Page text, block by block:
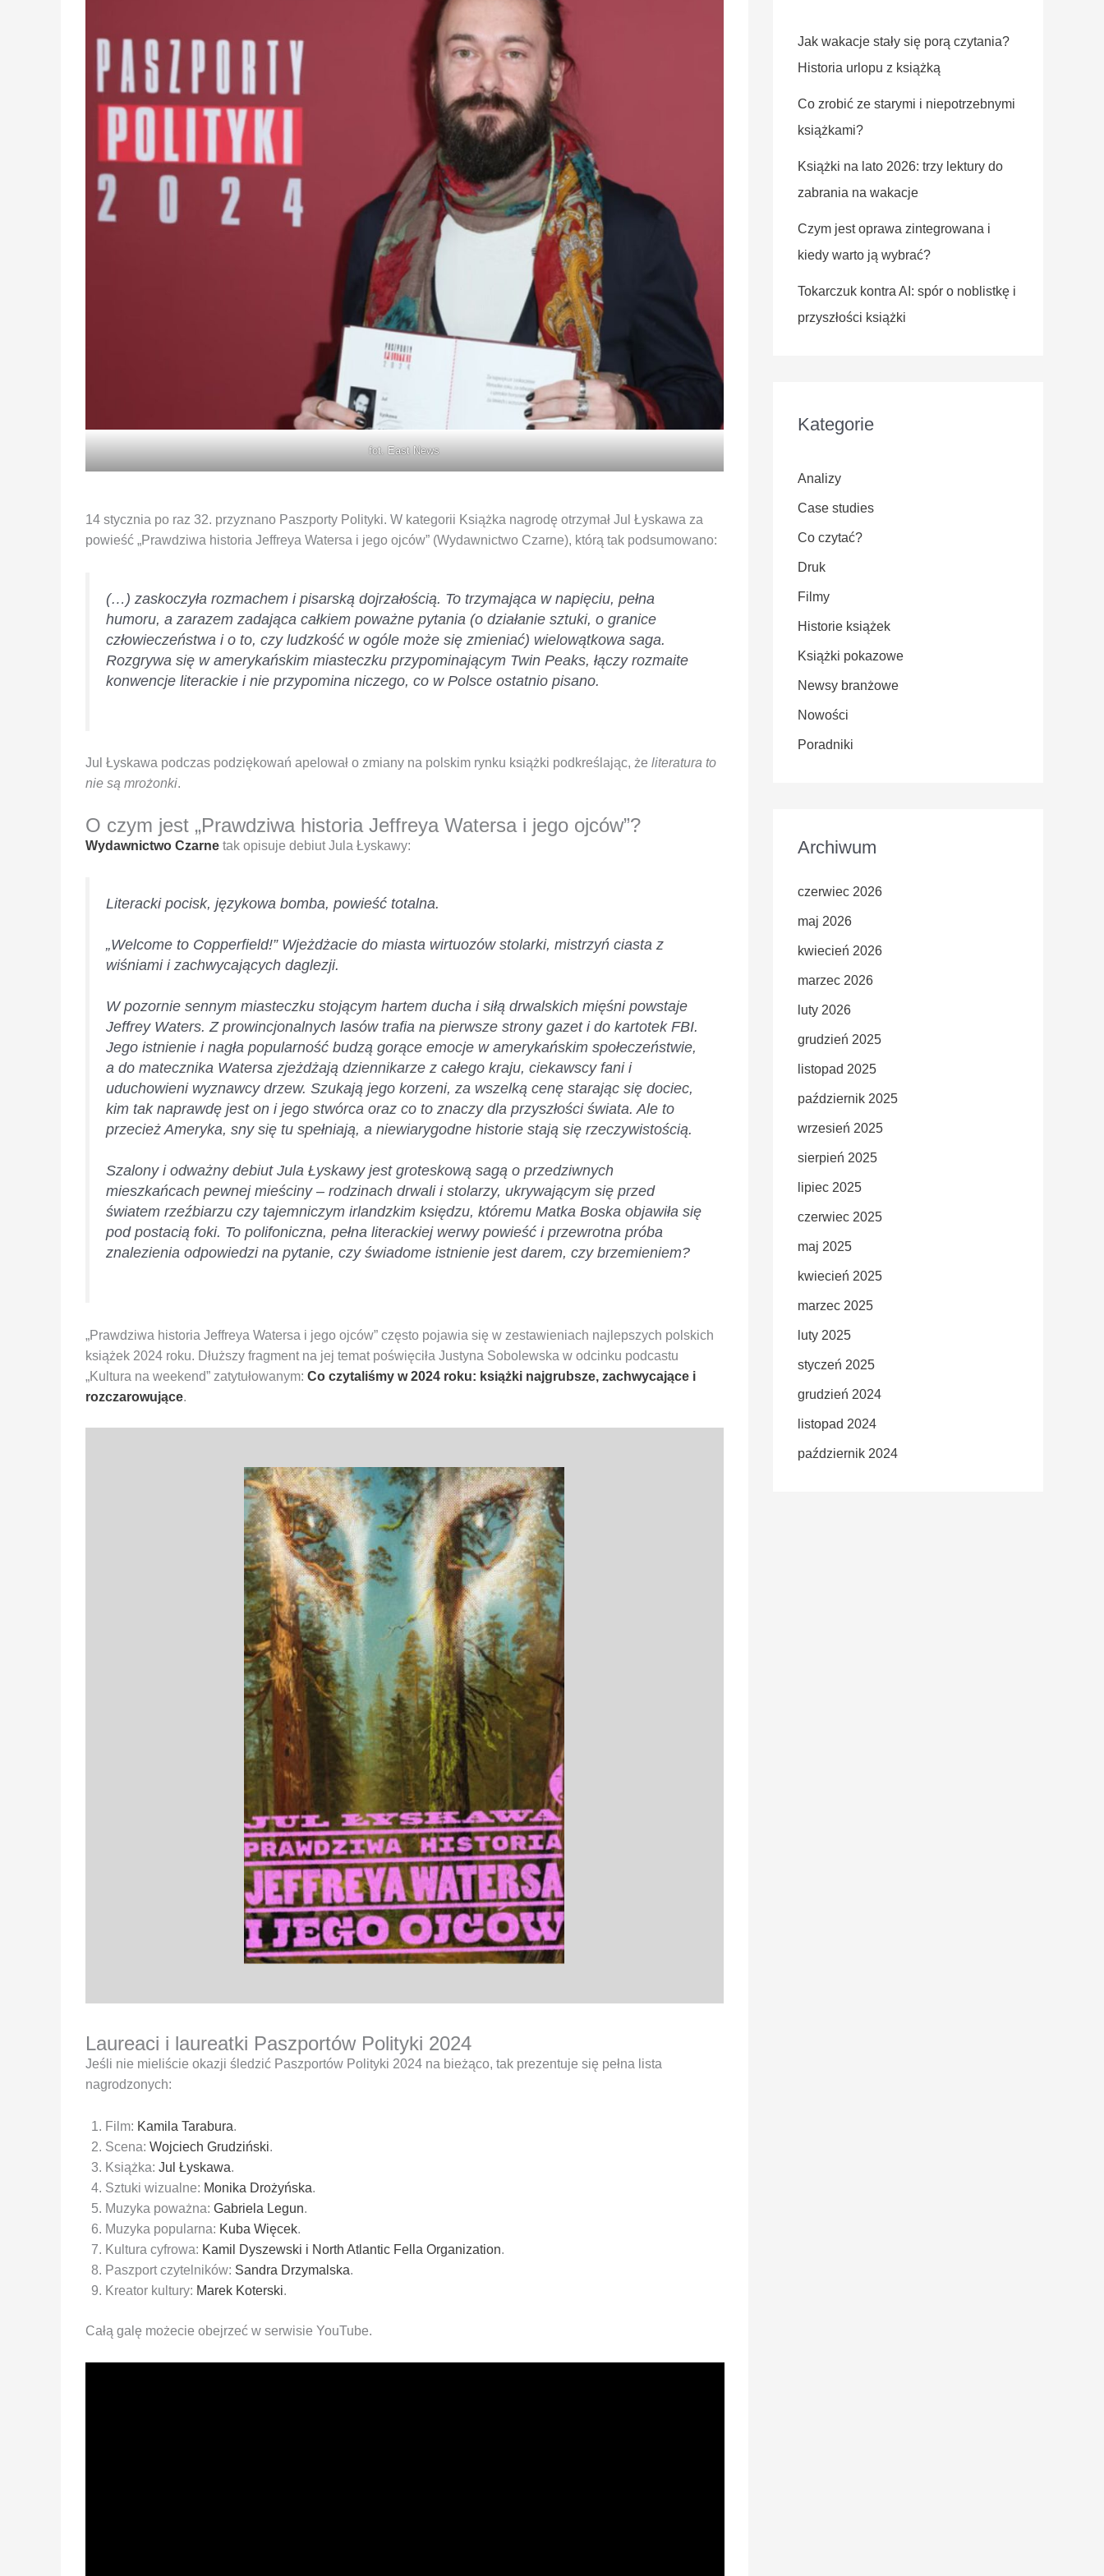
fot. East News
14 stycznia po raz 32. przyznano Paszporty Polityki. W kategorii Książka nagrodę otrzymał Jul Łyskawa za
powieść „Prawdziwa historia Jeffreya Watersa i jego ojców” (Wydawnictwo Czarne), którą tak podsumowano:
(…) zaskoczyła rozmachem i pisarską dojrzałością. To trzymająca w napięciu, pełna
humoru, a zarazem zadająca całkiem poważne pytania (o działanie sztuki, o granice
człowieczeństwa i o to, czy ludzkość w ogóle może się zmieniać) wielowątkowa saga.
Rozgrywa się w amerykańskim miasteczku przypominającym Twin Peaks, łączy rozmaite
konwencje literackie i nie przypomina niczego, co w Polsce ostatnio pisano.
Jul Łyskawa podczas podziękowań apelował o zmiany na polskim rynku książki podkreślając, że literatura to
nie są mrożonki.
O czym jest „Prawdziwa historia Jeffreya Watersa i jego ojców”?
Wydawnictwo Czarnetak opisuje debiut Jula Łyskawy:
Literacki pocisk, językowa bomba, powieść totalna.
„Welcome to Copperfield!” Wjeżdżacie do miasta wirtuozów stolarki, mistrzyń ciasta z
wiśniami i zachwycających daglezji.
W pozornie sennym miasteczku stojącym hartem ducha i siłą drwalskich mięśni powstaje
Jeffrey Waters. Z prowincjonalnych lasów trafia na pierwsze strony gazet i do kartotek FBI.
Jego istnienie i nagła popularność budzą gorące emocje w amerykańskim społeczeństwie,
a do matecznika Watersa zjeżdżają dziennikarze z całego kraju, ciekawscy fani i
uduchowieni wyznawcy drzew. Szukają jego korzeni, za wszelką cenę starając się dociec,
kim tak naprawdę jest on i jego stwórca oraz co to znaczy dla przyszłości świata. Ale to
przecież Ameryka, sny się tu spełniają, a niewiarygodne historie stają się rzeczywistością.
Szalony i odważny debiut Jula Łyskawy jest groteskową sagą o przedziwnych
mieszkańcach pewnej mieściny – rodzinach drwali i stolarzy, ukrywającym się przed
światem rzeźbiarzu czy tajemniczym irlandzkim księdzu, któremu Matka Boska objawiła się
pod postacią foki. To polifoniczna, pełna literackiej werwy powieść i przewrotna próba
znalezienia odpowiedzi na pytanie, czy świadome istnienie jest darem, czy brzemieniem?
„Prawdziwa historia Jeffreya Watersa i jego ojców” często pojawia się w zestawieniach najlepszych polskich
książek 2024 roku. Dłuższy fragment na jej temat poświęciła Justyna Sobolewska w odcinku podcastu
„Kultura na weekend” zatytułowanym: Co czytaliśmy w 2024 roku: książki najgrubsze, zachwycające i
rozczarowujące.
Laureaci i laureatki Paszportów Polityki 2024
Jeśli nie mieliście okazji śledzić Paszportów Polityki 2024 na bieżąco, tak prezentuje się pełna lista
nagrodzonych:
Film: Kamila Tarabura.
Scena: Wojciech Grudziński.
Książka: Jul Łyskawa.
Sztuki wizualne: Monika Drożyńska.
Muzyka poważna: Gabriela Legun.
Muzyka popularna: Kuba Więcek.
Kultura cyfrowa: Kamil Dyszewski i North Atlantic Fella Organization.
Paszport czytelników: Sandra Drzymalska.
Kreator kultury: Marek Koterski.
Całą galę możecie obejrzeć w serwisie YouTube.
Jak wakacje stały się porą czytania?
Historia urlopu z książką
Co zrobić ze starymi i niepotrzebnymi
książkami?
Książki na lato 2026: trzy lektury do
zabrania na wakacje
Czym jest oprawa zintegrowana i
kiedy warto ją wybrać?
Tokarczuk kontra AI: spór o noblistkę i
przyszłości książki
Kategorie
Analizy
Case studies
Co czytać?
Druk
Filmy
Historie książek
Książki pokazowe
Newsy branżowe
Nowości
Poradniki
Archiwum
czerwiec 2026
maj 2026
kwiecień 2026
marzec 2026
luty 2026
grudzień 2025
listopad 2025
październik 2025
wrzesień 2025
sierpień 2025
lipiec 2025
czerwiec 2025
maj 2025
kwiecień 2025
marzec 2025
luty 2025
styczeń 2025
grudzień 2024
listopad 2024
październik 2024